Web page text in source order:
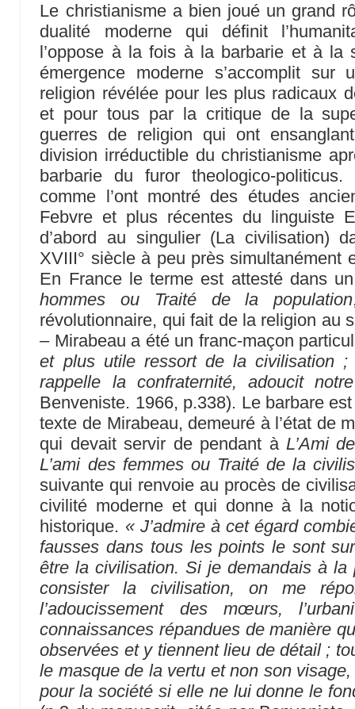
Le christianisme a bien joué un grand
dualité moderne qui définit
l’oppose à la fois à la barbarie et à la
émergence moderne s’accomplit
religion révélée pour les plus radicaux
et pour tous par la critique de la
guerres de religion qui ont
division irréductible du christianisme
barbarie du furor theologico-
comme l’ont montré des études
Febvre et plus récentes du linguiste
d’abord au singulier (La civilisation)
XVIII° siècle à peu près simultanément
En France le terme est attesté dans
hommes ou Traité de la population
révolutionnaire, qui fait de la religion au
– Mirabeau a été un franc-maçon
et plus utile ressort de la civilisation
rappelle la confraternité, adoucit
Benveniste. 1966, p.338). Le barbare
texte de Mirabeau, demeuré à l’état de
qui devait servir de pendant à L’Ami
L’ami des femmes ou Traité de la
suivante qui renvoie au procès de
civilité moderne et qui donne à la
historique. « J’admire à cet égard
fausses dans tous les points le sont
être la civilisation. Si je demandais à la
consister la civilisation, on me
l’adoucissement des mœurs,
connaissances répandues de manière
observées et y tiennent lieu de détail ;
le masque de la vertu et non son
pour la société si elle ne lui donne le